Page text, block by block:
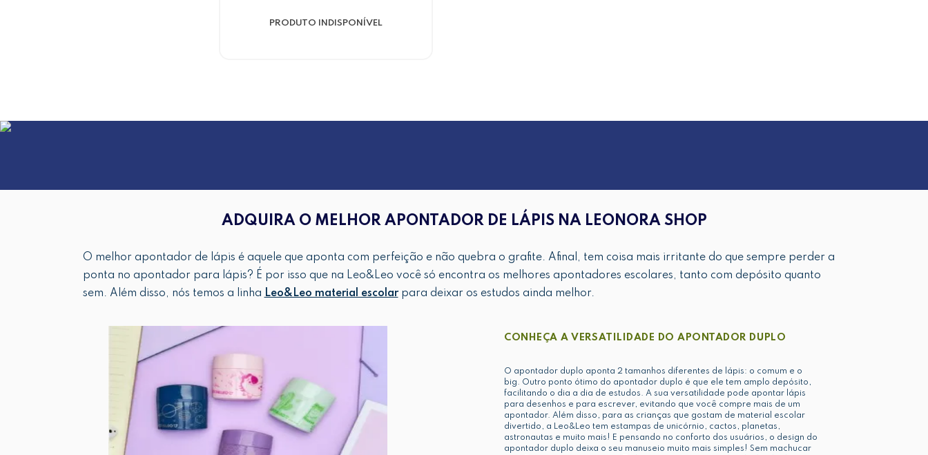
PRODUTO INDISPONÍVEL
ADQUIRA O MELHOR APONTADOR DE LÁPIS NA LEONORA SHOP
O melhor apontador de lápis é aquele que aponta com perfeição e não quebra o grafite. Afinal, tem coisa mais irritante do que sempre perder a
ponta no apontador para lápis? É por isso que na Leo&Leo você só encontra os melhores apontadores escolares, tanto com depósito quanto
sem. Além disso, nós temos a linha Leo&Leo material escolarpara deixar os estudos ainda melhor.
CONHEÇA A VERSATILIDADE DO APONTADOR DUPLO
O apontador duplo aponta 2 tamanhos diferentes de lápis: o comum e o
big. Outro ponto ótimo do apontador duplo é que ele tem amplo depósito,
facilitando o dia a dia de estudos. A sua versatilidade pode apontar lápis
para desenhos e para escrever, evitando que você compre mais de um
apontador. Além disso, para as crianças que gostam de material escolar
divertido, a Leo&Leo tem estampas de unicórnio, cactos, planetas,
astronautas e muito mais! E pensando no conforto dos usuários, o design do
apontador duplo deixa o seu manuseio muito mais simples! Sem machucar